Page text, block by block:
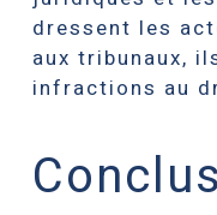
dressent les
aux tribunaux,
infractions au